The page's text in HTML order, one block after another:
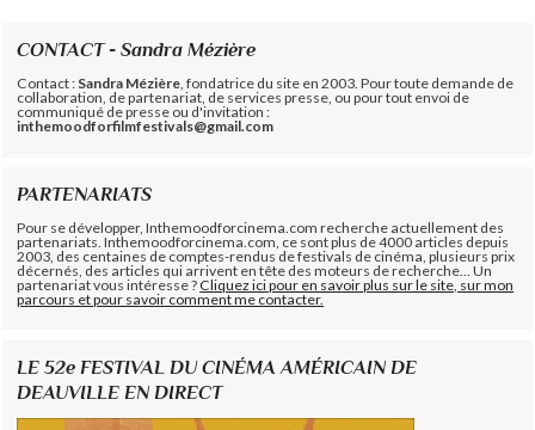
CONTACT - Sandra Mézière
Contact : Sandra Mézière , fondatrice du site en 2003. Pour toute demande de
collaboration, de partenariat, de services presse, ou pour tout envoi de
communiqué de presse ou d'invitation :
inthemoodforfilmfestivals@gmail.com
PARTENARIATS
Pour se développer, Inthemoodforcinema.com recherche actuellement des
partenariats. Inthemoodforcinema.com, ce sont plus de 4000 articles depuis
2003, des centaines de comptes-rendus de festivals de cinéma, plusieurs prix
décernés, des articles qui arrivent en tête des moteurs de recherche... Un
partenariat vous intéresse ?Cliquez ici pour en savoir plus sur le site, sur mon
parcours et pour savoir comment me contacter.
LE 52e FESTIVAL DU CINÉMA AMÉRICAIN DE
DEAUVILLE EN DIRECT